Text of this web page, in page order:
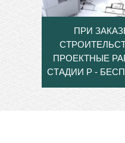
ПРИ
ПРОЕКТНЫЕ
СТАДИИ Р -